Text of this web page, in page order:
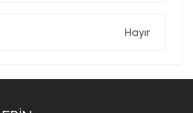
Hayır